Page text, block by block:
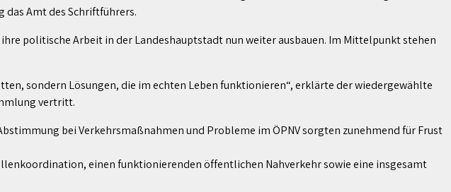
das Amt des Schriftführers.
politische Arbeit in der Landeshauptstadt nun weiter ausbauen. Im Mittelpunkt stehen
sondern Lösungen, die im echten Leben funktionieren“, erklärte der wiedergewählte
vertritt.
bei Verkehrsmaßnahmen und Probleme im ÖPNV sorgten zunehmend für Frust
einen funktionierenden öffentlichen Nahverkehr sowie eine insgesamt